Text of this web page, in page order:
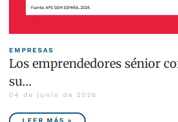
EMPRESAS
Los emprendedores sénior
su…
04 de junio de 2026